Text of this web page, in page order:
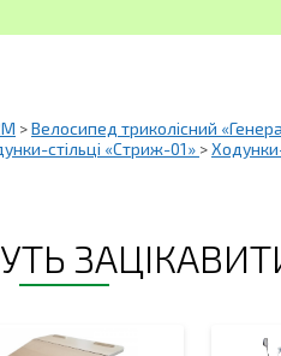
>Велосипед триколісний
стільці «Стриж-01» >